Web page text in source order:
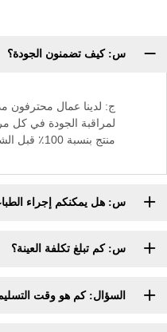
س: كيف تضمنون الجودة؟
ج: لدينا عمال محترفون
لمراقبة الجودة في كل
منتج بنسبة 100٪ قبل الشحن.
س: هل يمكنكم إجراء
س: كم تبلغ تكلفة العينة؟
السؤال: كم هو وقت